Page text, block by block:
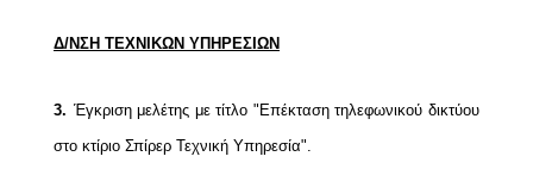
Δ/ΝΣΗ ΤΕΧΝΙΚΩΝ ΥΠΗΡΕΣΙΩΝ
3. Έγκριση μελέτης με τίτλο "Επέκταση τηλεφωνικού δικτύου
στο κτίριο Σπίρερ Τεχνική Υπηρεσία".